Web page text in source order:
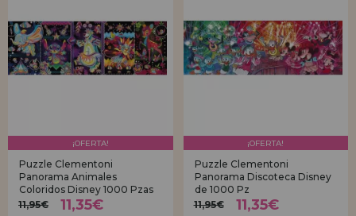
¡OFERTA!
Puzzle Clementoni
Panorama Animales
Coloridos Disney 1000 Pzas
11,95€
11,35€
¡OFERTA!
Puzzle Clementoni
Panorama Discoteca Disney
de 1000 Pz
11,95€
11,35€